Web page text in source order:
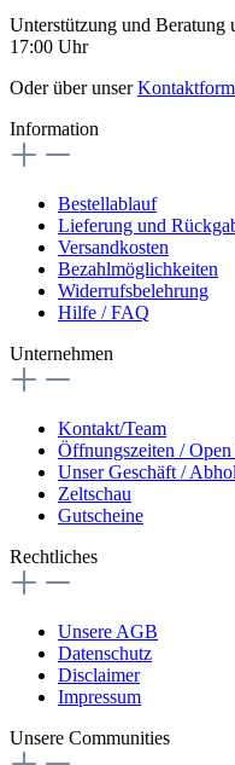
Unterstützung und Beratung
17:00 Uhr
Oder über unser
Information
Bestellablauf
Lieferung und
Versandkosten
Bezahlmöglichkeiten
Widerrufsbelehrung
Hilfe / FAQ
Unternehmen
Kontakt/Team
Öffnungszeiten /
Unser Geschäft /
Zeltschau
Gutscheine
Rechtliches
Unsere AGB
Datenschutz
Disclaimer
Impressum
Unsere Communities